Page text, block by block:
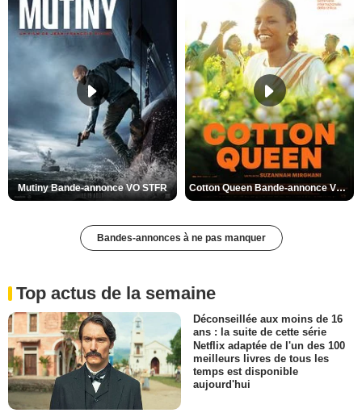
Mutiny Bande-annonce VO STFR Cotton Queen Bande-annonce VO STFR
Bandes-annonces à ne pas manquer
Top actus de la semaine
Déconseillée aux moins de 16
ans : la suite de cette série
Netflix adaptée de l'un des 100
meilleurs livres de tous les
temps est disponible
aujourd'hui